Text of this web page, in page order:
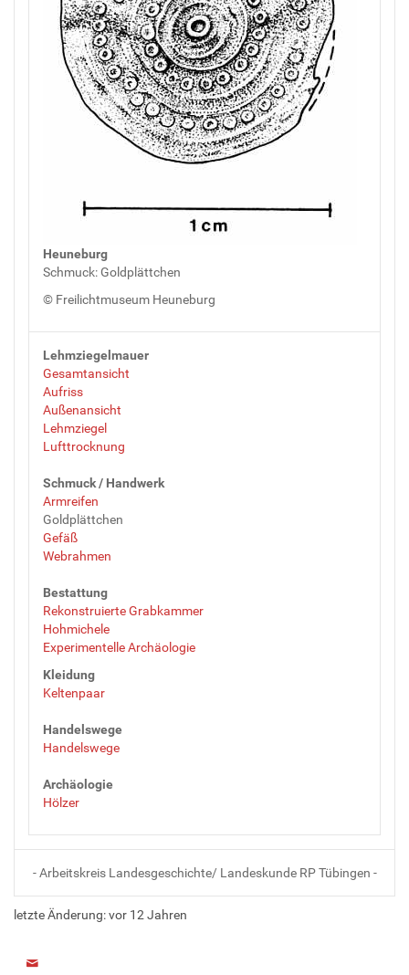
Heuneburg
Schmuck: Goldplättchen
© Freilichtmuseum Heuneburg
Lehmziegelmauer
Gesamtansicht
Aufriss
Außenansicht
Lehmziegel
Lufttrocknung
Schmuck / Handwerk
Armreifen
Goldplättchen
Gefäß
Webrahmen
Bestattung
Rekonstruierte Grabkammer
Hohmichele
Experimentelle Archäologie
Kleidung
Keltenpaar
Handelswege
Handelswege
Archäologie
Hölzer
- Arbeitskreis Landesgeschichte/ Landeskunde RP Tübingen -
letzte Änderung:vor 12 Jahren